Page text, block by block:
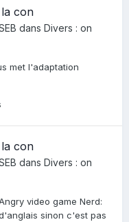
con
dans Divers : on
met l'adaptation
con
dans Divers : on
video game Nerd:
sinon c'est pas